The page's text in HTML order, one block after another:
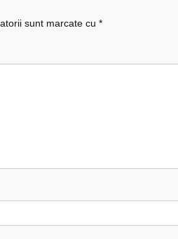
sunt marcate cu *